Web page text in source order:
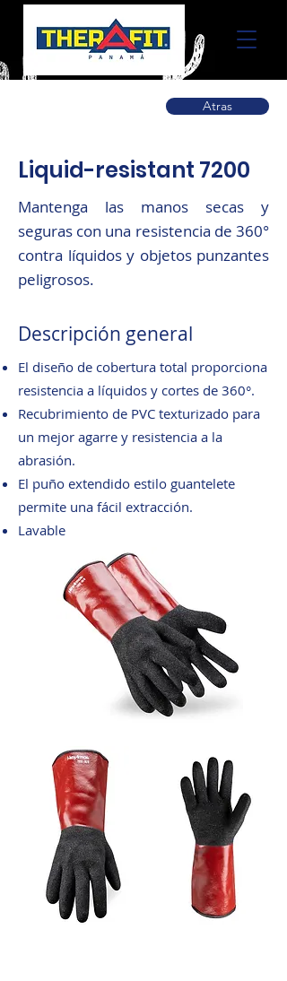
Atras
Liquid-resistant 7200
Mantenga las manos secas y
seguras con una resistencia de 360°
contra líquidos y objetos punzantes
peligrosos.
Descripción general
El diseño de cobertura total proporciona
resistencia a líquidos y cortes de 360°.
Recubrimiento de PVC texturizado para
un mejor agarre y resistencia a la
abrasión.
El puño extendido estilo guantelete
permite una fácil extracción.
Lavable